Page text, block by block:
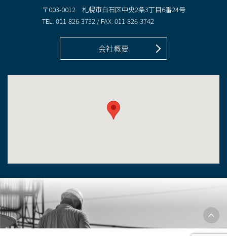
〒003-0012 札幌市白石区中央2条3丁目6番24号
TEL. 011-826-3732 / FAX. 011-826-3742
会社概要